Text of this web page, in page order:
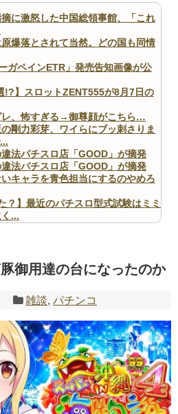
に激怒した中国総領事館、「これ
爆落とされて当然。どの国も同情
ガペインETR」発売告知画像が公
!?】スロットZENT555が8月7日の
レ、怖すぎる→御尊顔がこちら…
の剛力彩芽、ワイらにブッ刺さりま
法パチスロ店「GOOD」が摘発
法パチスロ店「GOOD」が摘発
キャラを青色担当にするのやめろ
？】最近のパチスロ型式試験はミミ
...
RSS
御用達の台になったのか
雑談,パチンコ